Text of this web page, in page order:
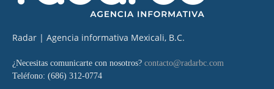
Radar | Agencia informativa Mexicali, B.C.
¿Necesitas comunicarte con nosotros? contacto@radarbc.com
Teléfono: (686) 312-0774